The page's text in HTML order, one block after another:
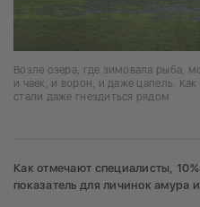
Возле озера, где зимовала рыба,
и чаек, и ворон, и даже цапель.
стали даже гнездиться рядом
Как отмечают специалисты,
показатель для личинок амура